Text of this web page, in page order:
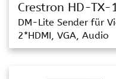
Crestron HD-
DM-Lite Sender für
2*HDMI, VGA, Audio